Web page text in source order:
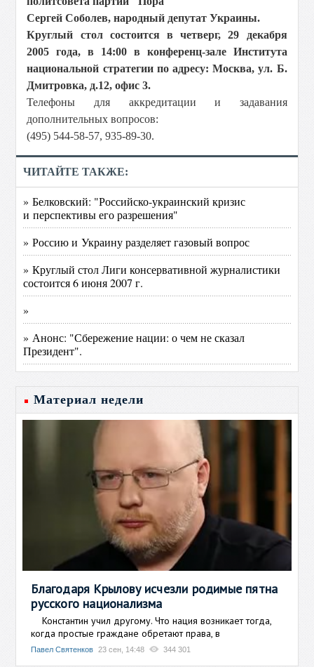
Сергей Соболев, народный депутат Украины.
Круглый стол состоится в четверг, 29 декабря
2005 года, в 14:00 в конференц-зале Института
национальной стратегии по адресу: Москва, ул. Б.
Дмитровка, д.12, офис 3.
Телефоны для аккредитации и задавания
дополнительных вопросов:
(495) 544-58-57, 935-89-30.
ЧИТАЙТЕ ТАКЖЕ:
» Белковский: "Российско-украинский кризис
и перспективы его разрешения"
» Россию и Украину разделяет газовый вопрос
» Круглый стол Лиги консервативной журналистики
состоится 6 июня 2007 г.
»
» Анонс: "Сбережение нации: о чем не сказал
Президент".
Материал недели
Благодаря Крылову исчезли родимые пятна
русского национализма
Константин учил другому. Что нация возникает тогда,
когда простые граждане обретают права, в
Павел Святенков 23 сен, 14:48 344 301